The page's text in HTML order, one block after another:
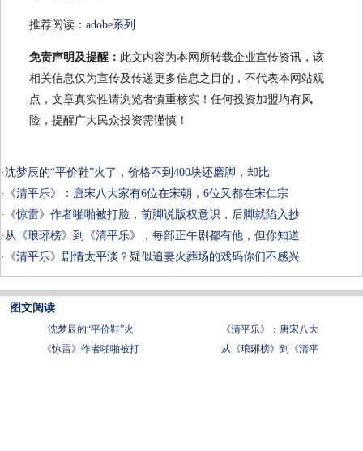
推荐阅读： adobe系列
免责声明及提醒： 此文内容为本网所转载企业宣传资讯，该
相关信息仅为宣传及传递更多信息之目的，不代表本网站观
点，文章真实性请浏览者慎重核实！任何投资加盟均有风
险，提醒广大民众投资需谨慎！
·沈梦辰的“平价鞋”火了，价格不到400块还磨脚，却比
·
《清平乐》：唐宋八大家有6位在宋朝，6位又都在宋仁宗
·
《惊雷》作者啪啪被打脸，前脚说版权意识，后脚就陷入抄
· 从《琅琊榜》到《清平乐》，每部正午剧都有他，但你知道
·
《清平乐》剧情太平淡？疑似追妻火葬场的戏码你们不感兴
图文阅读
沈梦辰的“平价鞋”火
《清平乐》：唐宋八大
《惊雷》作者啪啪被打
从《琅琊榜》到《清平